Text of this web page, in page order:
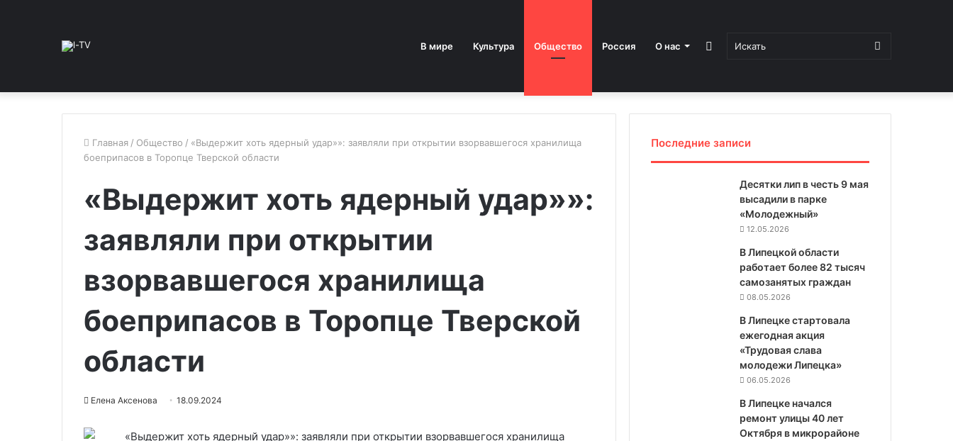
В мире Культура Общество Россия О нас Искать
Sidebar
Главная / Общество / «Выдержит хоть ядерный удар»»: заявляли при открытии взорвавшегося хранилища
боеприпасов в Торопце Тверской области
«Выдержит хоть ядерный удар»»:
заявляли при открытии
взорвавшегося хранилища
боеприпасов в Торопце Тверской
области
Елена Аксенова 18.09.2024
Последние записи
Десятки лип в честь 9 мая
высадили в парке
«Молодежный»
12.05.2026
В Липецкой области
работает более 82 тысяч
самозанятых граждан
08.05.2026
В Липецке стартовала
ежегодная акция
«Трудовая слава
молодежи Липецка»
06.05.2026
В Липецке начался
ремонт улицы 40 лет
Октября в микрорайоне